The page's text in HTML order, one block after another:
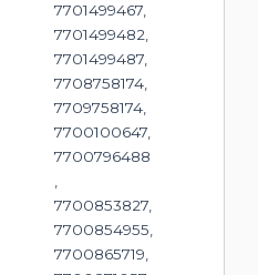
7701499467,
7701499482,
7701499487,
7708758174,
7709758174,
7700100647,
7700796488
7700853827,
7700854955,
7700865719,